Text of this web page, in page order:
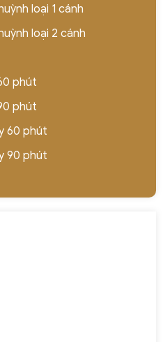
loại 1 cánh
loại 2 cánh
phút
phút
60 phút
90 phút